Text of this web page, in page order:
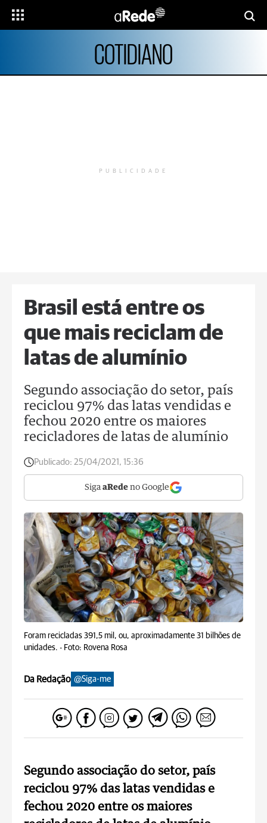
COTIDIANO
PUBLICIDADE
Brasil está entre os
que mais reciclam de
latas de alumínio
Segundo associação do setor, país
reciclou 97% das latas vendidas e
fechou 2020 entre os maiores
recicladores de latas de alumínio
Publicado: 25/04/2021, 15:36
Siga aRede no Google
Foram recicladas 391,5 mil, ou, aproximadamente 31 bilhões de
unidades. - Foto: Rovena Rosa
Da Redação @Siga-me
Segundo associação do setor, país
reciclou 97% das latas vendidas e
fechou 2020 entre os maiores